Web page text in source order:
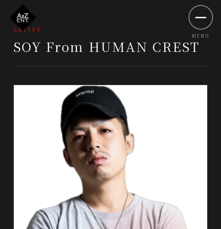
ARTIST
SOY From HUMAN CREST